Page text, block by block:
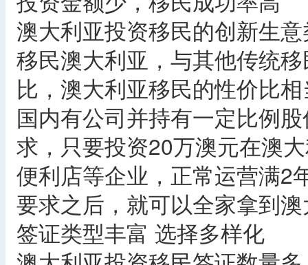
澳大利亚投资移民的创新生
移民澳大利亚，与其他传统
比，澳大利亚移民的性价比
国内有公司并持有一定比例
求，只要投资20万澳元在澳
便利店等企业，正常运营满2
要求之后，就可以全家拿到
签证类型丰富 选择多样化